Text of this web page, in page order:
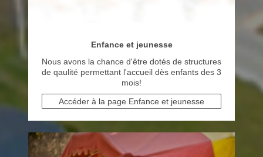
Enfance et jeunesse
Nous avons la chance d'être dotés de structures
de qaulité permettant l'accueil dès enfants des 3
mois!
Accéder à la page Enfance et jeunesse